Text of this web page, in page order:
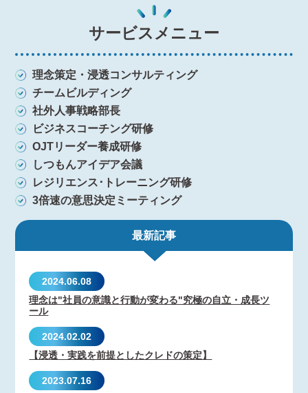
サービスメニュー
理念策定・浸透コンサルティング
チームビルディング
社外人事戦略部長
ビジネスコーチング研修
OJTリーダー養成研修
しつもんアイデア会議
レジリエンス･トレーニング研修
3倍速の意思決定ミーティング
最新記事
2024.06.08
理念は"社員の意識と行動が変わる"究極の自立・成長ツ
ール
2024.02.02
【浸透・実践を前提としたクレドの策定】
2023.07.16